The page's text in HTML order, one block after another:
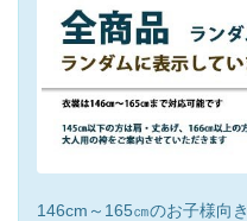
146cm～165㎝のお子様向き